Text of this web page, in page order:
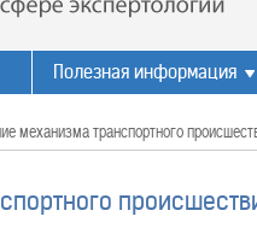
Полезная информация
механизма транспортного